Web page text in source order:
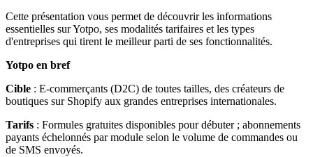
Cette présentation vous permet de découvrir les informations
essentielles sur Yotpo, ses modalités tarifaires et les types
d'entreprises qui tirent le meilleur parti de ses fonctionnalités.
Yotpo en bref
Cible : E-commerçants (D2C) de toutes tailles, des créateurs de
boutiques sur Shopify aux grandes entreprises internationales.
Tarifs : Formules gratuites disponibles pour débuter ; abonnements
payants échelonnés par module selon le volume de commandes ou
de SMS envoyés.